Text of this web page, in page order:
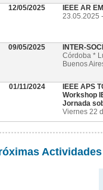
12/05/2025
IEEE AR
23.05.2025
09/05/2025
INTER-
Córdoba *
Buenos
01/11/2024
IEEE APS
Workshop
Jornada
Viernes 22
Actividades